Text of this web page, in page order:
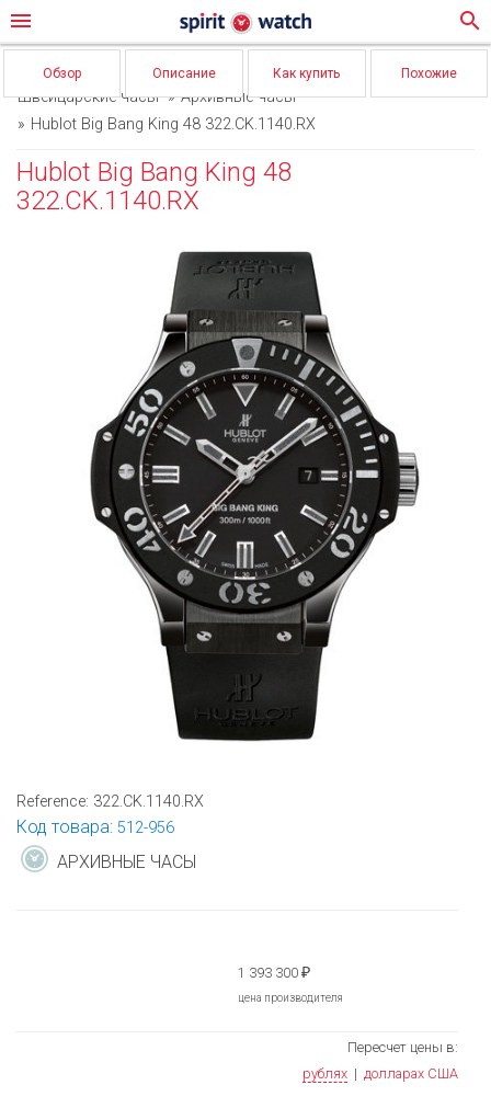
menu search
Обзор Описание Как купить Похожие
Швейцарские часы
Архивные часы
Hublot Big Bang King 48 322.CK.1140.RX
Hublot Big Bang King 48
322.CK.1140.RX
Reference: 322.CK.1140.RX
Код товара: 512-956
АРХИВНЫЕ ЧАСЫ
1 393 300 ₽
цена производителя
Пересчет цены в:
рублях | долларах США